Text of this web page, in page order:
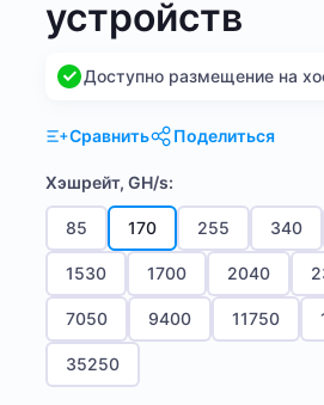
устройств
Доступно размещение на
Сравнить Поделиться
Хэшрейт, GH/s:
85 170 255 340
1530 1700 2040
7050 9400 11750
35250